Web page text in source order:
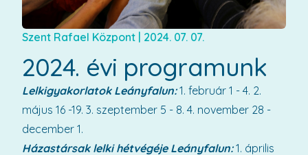
Szent Rafael Központ | 2024. 07. 07.
2024. évi programunk
Lelkigyakorlatok Leányfalun:1. február 1 - 4. 2.
május 16 -19. 3. szeptember 5 - 8. 4. november 28 -
december 1.
Házastársak lelki hétvégéje Leányfalun:1. április